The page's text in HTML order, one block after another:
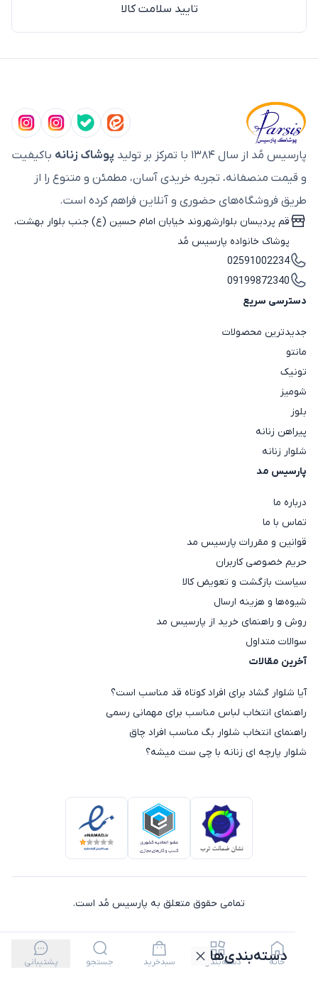
تایید سلامت کالا
پارسیس مُد از سال ۱۳۸۴ با تمرکز بر تولید پوشاک زنانه باکیفیت
و قیمت منصفانه، تجربه خریدی آسان، مطمئن و متنوع را از
طریق فروشگاه‌های حضوری و آنلاین فراهم کرده است.
قم پردیسان بلوارشهروند خیابان امام حسین (ع) جنب بلوار بهشت،
پوشاک خانواده پارسیس مُد
02591002234
09199872340
دسترسی سریع
جدیدترین محصولات
مانتو
تونیک
شومیز
بلوز
پیراهن زنانه
شلوار زنانه
پارسیس مد
درباره ما
تماس با ما
قوانین و مقررات پارسیس مد
حریم خصوصی کاربران
سیاست بازگشت و تعویض کالا
شیوه‌ها و هزینه ارسال
روش و راهنمای خرید از پارسیس مد
سوالات متداول
آخرین مقالات
آیا شلوار گشاد برای افراد کوتاه قد مناسب است؟
راهنمای انتخاب لباس مناسب برای مهمانی رسمی
راهنمای انتخاب شلوار بگ مناسب افراد چاق
شلوار پارچه ای زنانه با چی ست میشه؟
تمامی حقوق متعلق به پارسیس مُد است.
دسته‌بندی‌ها
خانه دسته‌بندی‌ها سبدخرید جستجو پشتیبانی